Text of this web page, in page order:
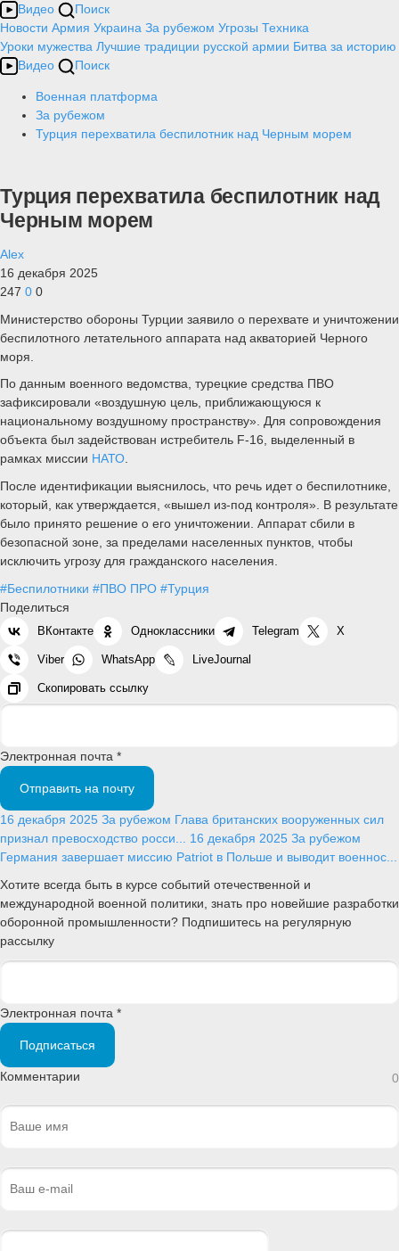
Видео
Поиск
Новости Армия Украина За рубежом Угрозы Техника
Уроки мужества Лучшие традиции русской армии Битва за историю
Видео
Поиск
Военная платформа
За рубежом
Турция перехватила беспилотник над Черным морем
Турция перехватила беспилотник над
Черным морем
Alex
16 декабря 2025
247 0 0
Министерство обороны Турции заявило о перехвате и уничтожении
беспилотного летательного аппарата над акваторией Черного
моря.
По данным военного ведомства, турецкие средства ПВО
зафиксировали «воздушную цель, приближающуюся к
национальному воздушному пространству». Для сопровождения
объекта был задействован истребитель F-16, выделенный в
рамках миссии НАТО.
После идентификации выяснилось, что речь идет о беспилотнике,
который, как утверждается, «вышел из-под контроля». В результате
было принято решение о его уничтожении. Аппарат сбили в
безопасной зоне, за пределами населенных пунктов, чтобы
исключить угрозу для гражданского населения.
#Беспилотники #ПВО ПРО #Турция
Поделиться
ВКонтакте Одноклассники Telegram X
Viber WhatsApp LiveJournal
Скопировать ссылку
Электронная почта *
Отправить на почту
16 декабря 2025 За рубежом Глава британских вооруженных сил
признал превосходство росси... 16 декабря 2025 За рубежом
Германия завершает миссию Patriot в Польше и выводит военнос...
Хотите всегда быть в курсе событий отечественной и
международной военной политики, знать про новейшие разработки
оборонной промышленности? Подпишитесь на регулярную
рассылку
Электронная почта *
Подписаться
Комментарии 0